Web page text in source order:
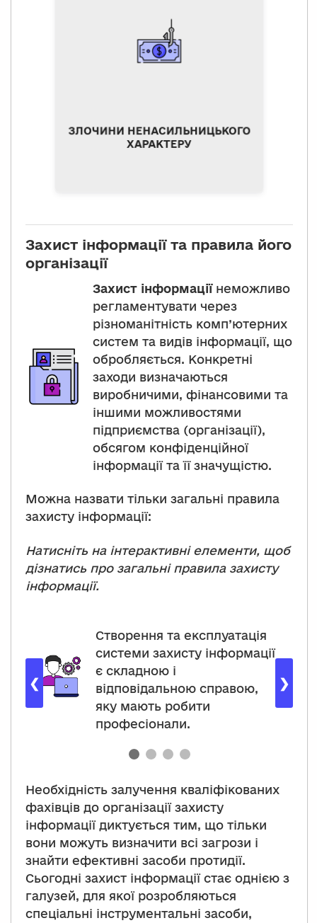
ЗЛОЧИНИ НЕНАСИЛЬНИЦЬКОГО
ХАРАКТЕРУ
"відмивання" грошей;
крадіжка грошей з
розповсюдження
інформації про наркотики
Захист інформації та правила його
організації
Захист інформаціїнеможливо
регламентувати через
різноманітність комп’ютерних
систем та видів інформації, що
обробляється. Конкретні
заходи визначаються
виробничими, фінансовими та
іншими можливостями
підприємства (організації),
обсягом конфіденційної
інформації та її значущістю.
Можна назвати тільки загальні правила
захисту інформації:
Натисніть на інтерактивні елементи, щоб
дізнатись про загальні правила захисту
інформації.
Створення та експлуатація
системи захисту інформації
є складною і
відповідальною справою,
яку мають робити
професіонали.
❮ ❯
Необхідність залучення кваліфікованих
фахівців до організації захисту
інформації диктується тим, що тільки
вони можуть визначити всі загрози і
знайти ефективні засоби протидії.
Сьогодні захист інформації стає однією з
галузей, для якої розробляються
спеціальні інструментальні засоби,